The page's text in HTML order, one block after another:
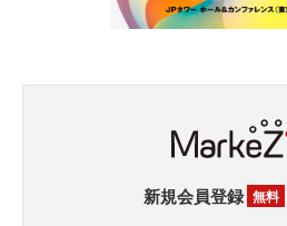
新規会員登録 無料